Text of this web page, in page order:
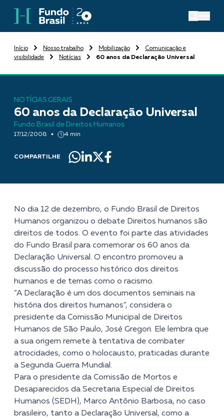
Início Nosso trabalho Mobilização
Comunicação e
visibilidade
Notícias 60 anos da Declaração Universal
NOTÍCIAS GERAIS
60 anos da Declaração Universal
Fundo Brasil de Direitos Humanos
17/12/2008 4 min
COMPARTILHE
No dia 12 de dezembro, o Fundo Brasil de Direitos
Humanos organizou o debate Direitos humanos são
direitos de todos. O evento foi parte das atividades
do Fundo Brasil para comemorar os 60 anos da
Declaração Universal. O encontro promoveu a
discussão do processo histórico dos direitos
humanos e de temas como o racismo.
“A Declaração é um dos documentos seminais na
história dos direitos humanos”, considera o
presidente da Comissão Municipal de Direitos
Humanos de São Paulo, José Gregori. Ele lembra que
a sua origem remete à tentativa de combater
atrocidades, como o holocausto, praticadas durante
a Segunda Guerra Mundial.
Para o presidente da Comissão de Mortos e
Desaparecidos da Secretaria Especial de Direitos
Humanos (SEDH), Marco Antônio Barbosa, no caso
brasileiro, tanto a Declaração Universal, como a